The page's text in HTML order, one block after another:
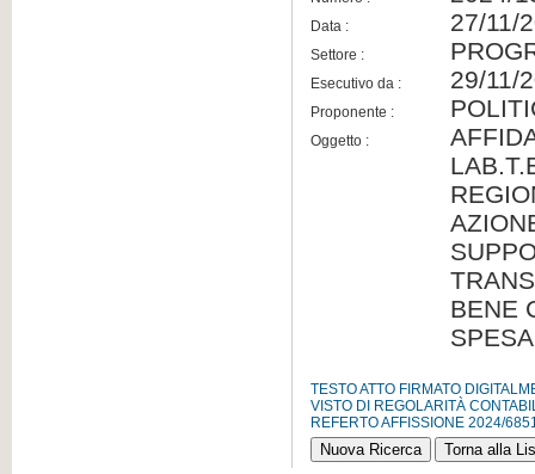
Data : 27/11/
Settore :
Esecutivo da : 29/11/
Proponente :
Oggetto :
BENE
SPESA
TESTO ATTO FIRMATO
VISTO DI REGOLARITÀ
REFERTO AFFISSIONE 2024/